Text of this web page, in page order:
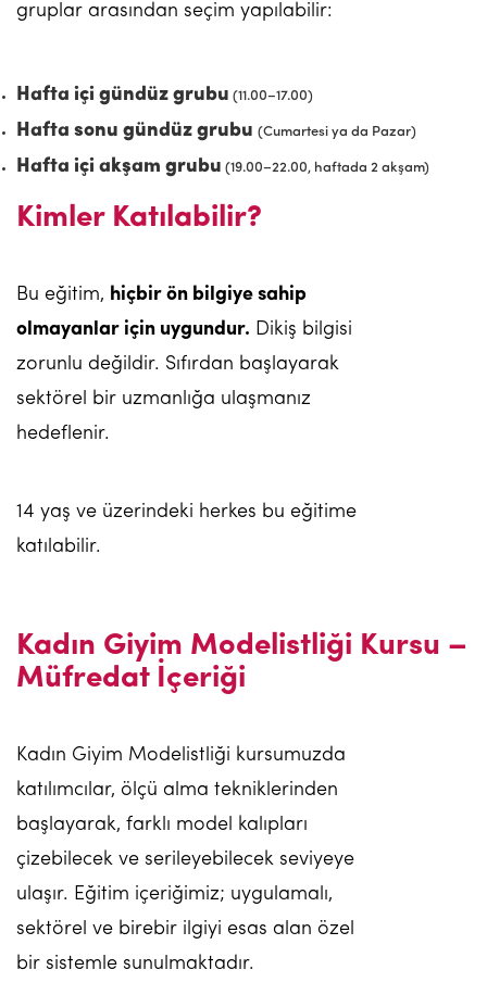
gruplar arasından seçim yapılabilir:
Hafta içi gündüz grubu (11.00–17.00)
Hafta sonu gündüz grubu (Cumartesi ya da Pazar)
Hafta içi akşam grubu (19.00–22.00, haftada 2 akşam)
Kimler Katılabilir?
Bu eğitim, hiçbir ön bilgiye sahip
olmayanlar için uygundur. Dikiş bilgisi
zorunlu değildir. Sıfırdan başlayarak
sektörel bir uzmanlığa ulaşmanız
hedeflenir.
14 yaş ve üzerindeki herkes bu eğitime
katılabilir.
Kadın Giyim Modelistliği Kursu –
Müfredat İçeriği
Kadın Giyim Modelistliği kursumuzda
katılımcılar, ölçü alma tekniklerinden
başlayarak, farklı model kalıpları
çizebilecek ve serileyebilecek seviyeye
ulaşır. Eğitim içeriğimiz; uygulamalı,
sektörel ve birebir ilgiyi esas alan özel
bir sistemle sunulmaktadır.